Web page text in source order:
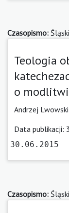
Czasopismo:
Teologia
o
Andrzej Lwowski
Data publikacji:
30.06.2015
Czasopismo: